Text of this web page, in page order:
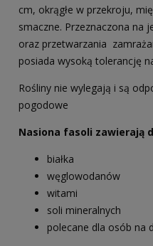
cm, okrągłe w przekroju,
smaczne. Przeznaczona na
oraz przetwarzania
posiada wysoką tolerancję
Rośliny nie wylegają i są
pogodowe
Nasiona fasoli zawierają
białka
węglowodanów
witami
soli mineralnych
polecane dla osób na